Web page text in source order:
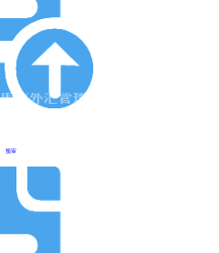
预审